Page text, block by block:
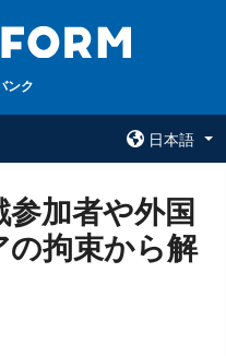
ンク
日本語
ウクルインフォ
ルム
加者や外国
の拘束から解